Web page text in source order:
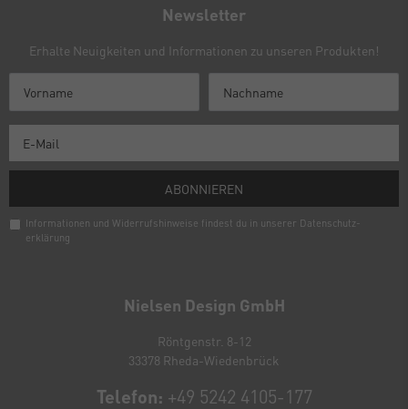
Nielsen Design GmbH
Röntgenstr. 8-12
33378 Rheda-Wiedenbrück
Telefon: +49 5242 4105-177
Newsletter
Erhalte Neuigkeiten und Informationen zu unseren Produkten!
ABONNIEREN
Informationen und Widerrufshinweise findest du in unserer Daten­schutz­
erklärung